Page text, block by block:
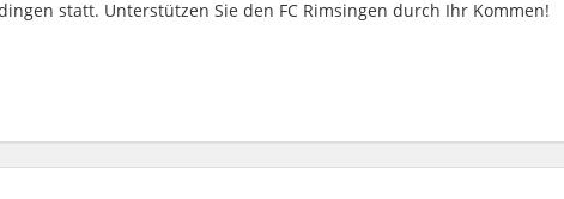
statt. Unterstützen Sie den FC Rimsingen durch Ihr Kommen!